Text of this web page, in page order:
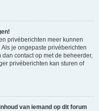
privéberichten meer kunnen
je ongepaste privéberichten
contact op met de beheerder,
privéberichten kan sturen of
van iemand op dit forum